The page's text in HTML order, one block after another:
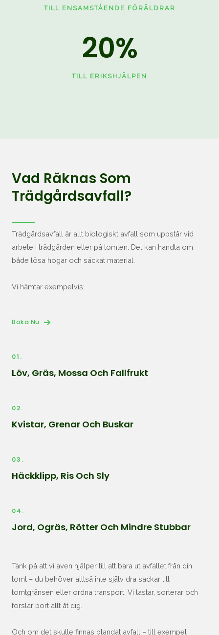
TILL ENSAMSTÅENDE FÖRÄLDRAR
20%
TILL ERIKSHJÄLPEN
Vad Räknas Som
Trädgårdsavfall?
Trädgårdsavfall är allt biologiskt avfall som uppstår vid
arbete i trädgården eller på tomten. Det kan handla om
både lösa högar och säckat material.
Vi hämtar exempelvis:
Boka Nu
01.
Löv, Gräs, Mossa Och Fallfrukt
02.
Kvistar, Grenar Och Buskar
03.
Häckklipp, Ris Och Sly
04.
Jord, Ogräs, Rötter Och Mindre Stubbar
Tänk på att vi även hjälper till att bära ut avfallet från din
tomt – du behöver alltså inte själv dra säckar till
tomtgränsen eller ordna transport. Vi lastar, sorterar och
forslar bort allt åt dig.
Och om det skulle finnas blandat avfall – till exempel